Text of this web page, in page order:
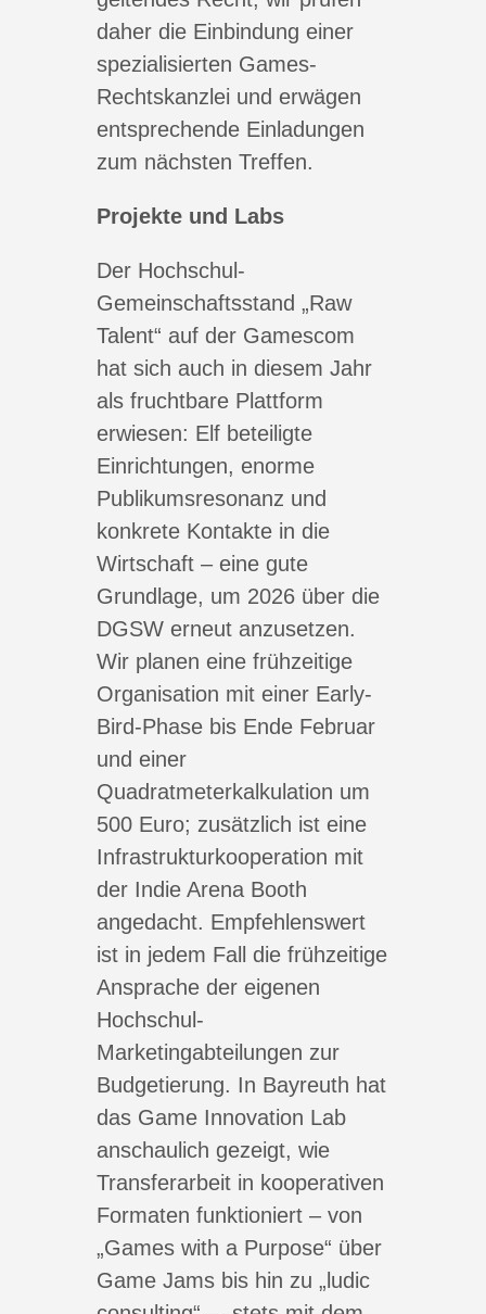
daher die Einbindung einer
spezialisierten Games-
Rechtskanzlei und erwägen
entsprechende Einladungen
zum nächsten Treffen.
Projekte und Labs
Der Hochschul-
Gemeinschaftsstand „Raw
Talent“ auf der Gamescom
hat sich auch in diesem Jahr
als fruchtbare Plattform
erwiesen: Elf beteiligte
Einrichtungen, enorme
Publikumsresonanz und
konkrete Kontakte in die
Wirtschaft – eine gute
Grundlage, um 2026 über die
DGSW erneut anzusetzen.
Wir planen eine frühzeitige
Organisation mit einer Early-
Bird-Phase bis Ende Februar
und einer
Quadratmeterkalkulation um
500 Euro; zusätzlich ist eine
Infrastrukturkooperation mit
der Indie Arena Booth
angedacht. Empfehlenswert
ist in jedem Fall die frühzeitige
Ansprache der eigenen
Hochschul-
Marketingabteilungen zur
Budgetierung. In Bayreuth hat
das Game Innovation Lab
anschaulich gezeigt, wie
Transferarbeit in kooperativen
Formaten funktioniert – von
„Games with a Purpose“ über
Game Jams bis hin zu „ludic